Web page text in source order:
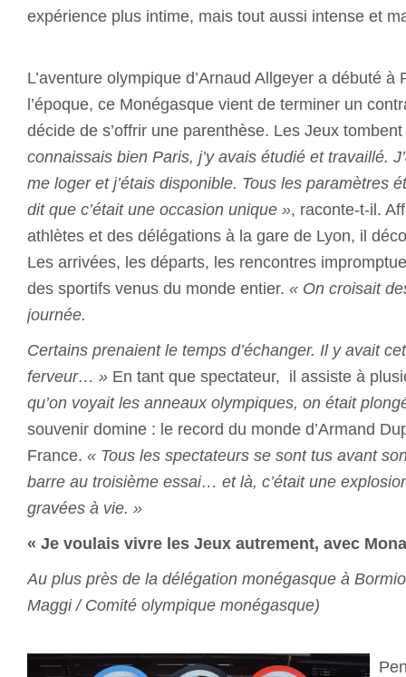
expérience plus intime, mais tout aussi intense et
L’aventure olympique d’Arnaud Allgeyer a débuté à
l’époque, ce Monégasque vient de terminer un
décide de s’offrir une parenthèse. Les Jeux
connaissais bien Paris, j’y avais étudié et travaillé.
me loger et j’étais disponible. Tous les paramètres
dit que c’était une occasion unique », raconte-t-il.
athlètes et des délégations à la gare de Lyon, il
Les arrivées, les départs, les rencontres
des sportifs venus du monde entier. « On croisait
journée.
Certains prenaient le temps d’échanger. Il y avait
ferveur… » En tant que spectateur, il assiste à
qu’on voyait les anneaux olympiques, on était
souvenir domine : le record du monde d’Armand
France. « Tous les spectateurs se sont tus avant
barre au troisième essai… et là, c’était une
gravées à vie. »
« Je voulais vivre les Jeux autrement, avec
Au plus près de la délégation monégasque à
Maggi / Comité olympique monégasque)